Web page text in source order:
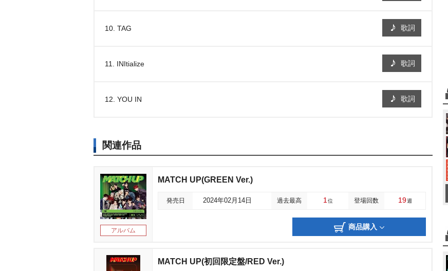
10. TAG 歌詞
11. INItialize 歌詞
12. YOU IN 歌詞
関連作品
アルバム
MATCH UP(GREEN Ver.)
発売日 2024年02月14日 過去最高 1 位 登場回数 19週
商品購入
MATCH UP(初回限定盤/RED Ver.)